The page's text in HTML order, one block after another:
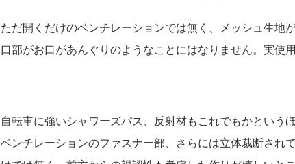
ただ開くだけのベンチレーションでは無く、メッシュ生地
口部がお口があんぐりのようなことにはなりません。実使
自転車に強いシャワーズパス、反射材もこれでもかという
ベンチレーションのファスナー部、さらには立体裁断され